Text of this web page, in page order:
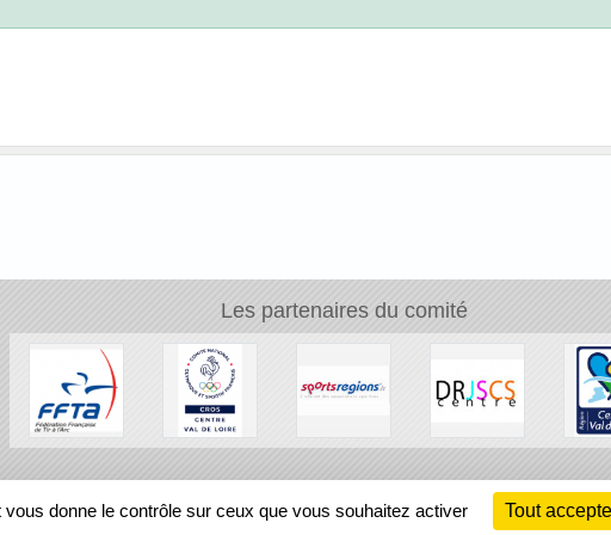
Les partenaires du comité
donne le contrôle sur ceux que vous souhaitez activer Tout